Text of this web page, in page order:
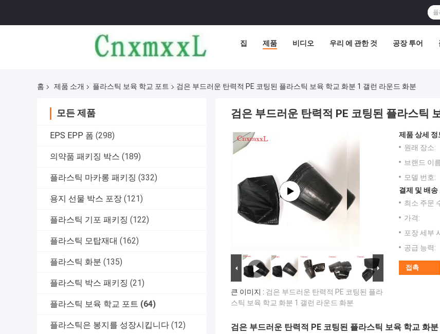
집 제품 비디오 우리 에 관한 것 공장 투어
홈 제품 소개 플라스틱 보육 학교 포트 검은 부드러운 탄력적 PE 코팅된 플라스틱 보육 학교 화분 1 갤런 라운드 화분
모든 제품
EPS EPP 폼 (298)
의약품 패키징 박스 (189)
플라스틱 마카롱 패키징 (332)
용지 선물 박스 포장 (121)
플라스틱 기포 패키징 (122)
플라스틱 모탑재대 (162)
플라스틱 화분 (135)
플라스틱 박스 패키징 (21)
플라스틱 보육 학교 포트 (64)
플라스틱은 봉지를 성장시킵니다 (12)
검은 부드러운 탄력적 PE 코팅된 플라스틱
큰 이미지 : 검은 부드러운 탄력적 PE 코팅된 플라
스틱 보육 학교 화분 1 갤런 라운드 화분
제품 상세 정
원래 장소:
브랜드 이
모델 번호:
결제 및 배송
최소 주문
가격:
포장 세부
공급 능력:
접촉
검은 부드러운 탄력적 PE 코팅된 플라스틱 보육 학교 화